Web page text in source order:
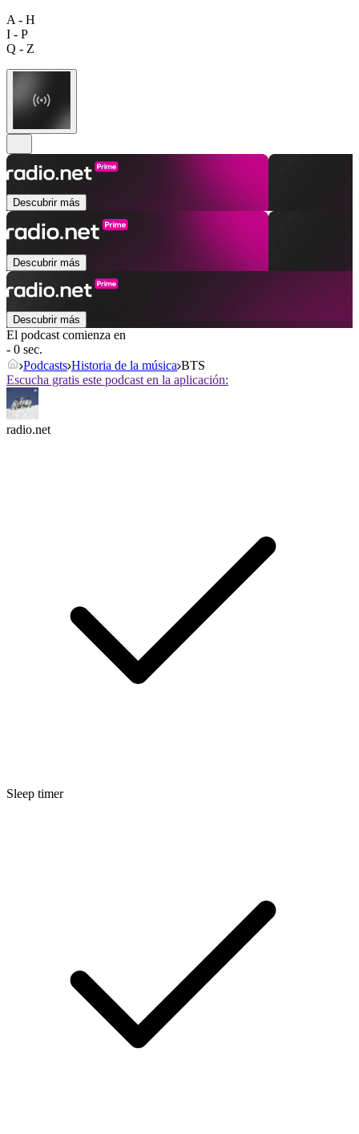
A - H
I - P
Q - Z
Descubrir más
Descubrir más
Descubrir más
El podcast comienza en
- 0 sec.
Podcasts Historia de la música BTS
Escucha gratis este podcast en la aplicación:
radio.net
Sleep timer